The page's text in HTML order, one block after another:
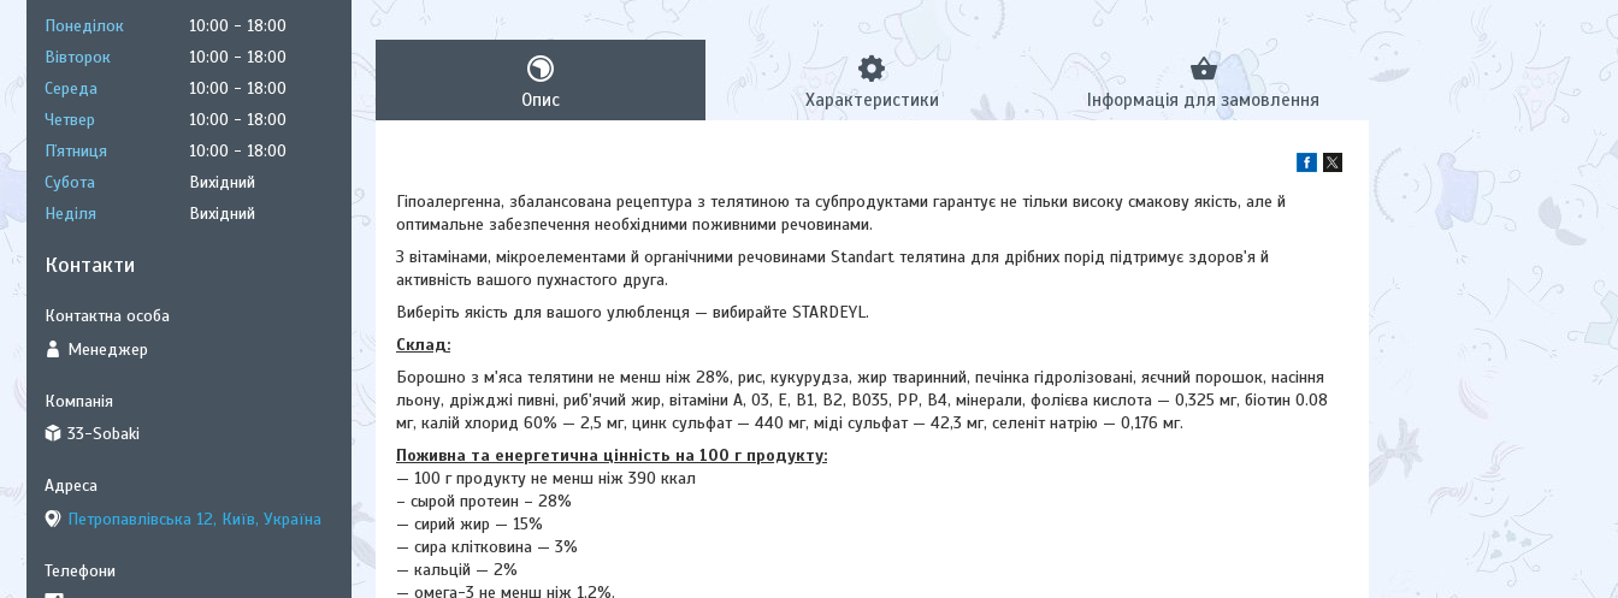
Опис Характеристики Інформація для замовлення
Гіпоалергенна, збалансована рецептура з телятиною та субпродуктами гарантує не тільки високу смакову якість, але й
оптимальне забезпечення необхідними поживними речовинами.
З вітамінами, мікроелементами й органічними речовинами Standart телятина для дрібних порід підтримує здоров'я й
активність вашого пухнастого друга.
Виберіть якість для вашого улюбленця — вибирайте STARDEYL.
Склад:
Борошно з м'яса телятини не менш ніж 28%, рис, кукурудза, жир тваринний, печінка гідролізовані, яєчний порошок, насіння
льону, дріжджі пивні, риб'ячий жир, вітаміни А, 03, Е, В1, В2, В035, РР, В4, мінерали, фолієва кислота — 0,325 мг, біотин 0.08
мг, калій хлорид 60% — 2,5 мг, цинк сульфат — 440 мг, міді сульфат — 42,3 мг, селеніт натрію — 0,176 мг.
Поживна та енергетична цінність на 100 г продукту:
— 100 г продукту не менш ніж 390 ккал
– сырой протеин – 28%
— сирий жир — 15%
— сира клітковина — 3%
— кальцій — 2%
— омега-3 не менш ніж 1,2%.
Понеділок 10:00
18:00
Вівторок
10:00
18:00
Середа
10:00
18:00
Четвер
10:00
18:00
Пʼятниця
10:00
18:00
Субота
Вихідний
Неділя
Вихідний
Контакти
Менеджер
33-Sobaki
Петропавлівська 12, Київ, Україна